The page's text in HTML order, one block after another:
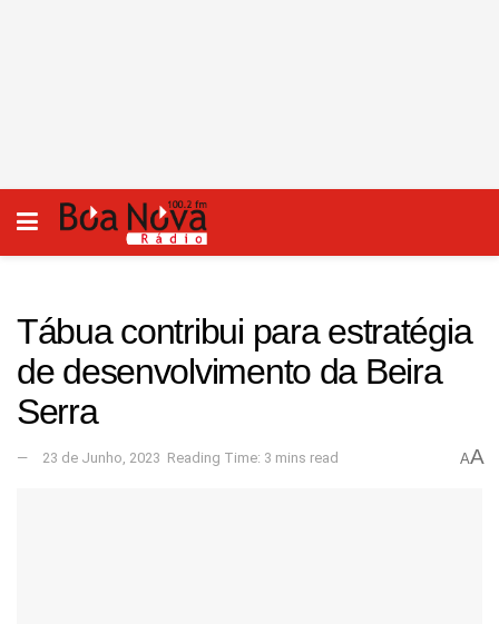
Tábua contribui para estratégia
de desenvolvimento da Beira
Serra
23 de Junho, 2023 Reading Time: 3 mins read AA